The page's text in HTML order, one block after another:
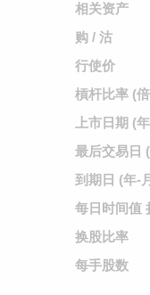
相关资产
购 / 沽
行使价
槓杆比率 (
上市日期 (
最后交易日
到期日 (年-
每日时间值
换股比率
每手股数